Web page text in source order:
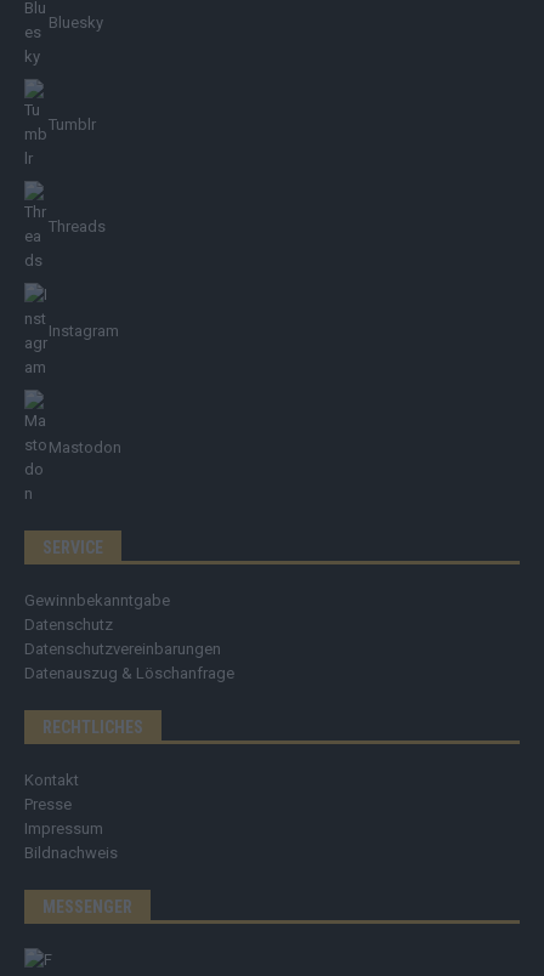
Bluesky
Tumblr
Threads
Instagram
Mastodon
SERVICE
Gewinnbekanntgabe
Datenschutz
Datenschutzvereinbarungen
Datenauszug & Löschanfrage
RECHTLICHES
Kontakt
Presse
Impressum
Bildnachweis
MESSENGER